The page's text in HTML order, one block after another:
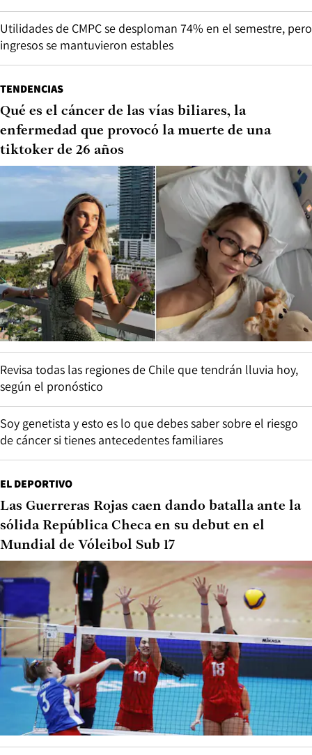
Utilidades de CMPC se desploman 74% en el semestre, pero
ingresos se mantuvieron estables
TENDENCIAS
Qué es el cáncer de las vías biliares, la
enfermedad que provocó la muerte de una
tiktoker de 26 años
Revisa todas las regiones de Chile que tendrán lluvia hoy,
según el pronóstico
Soy genetista y esto es lo que debes saber sobre el riesgo
de cáncer si tienes antecedentes familiares
EL DEPORTIVO
Las Guerreras Rojas caen dando batalla ante la
sólida República Checa en su debut en el
Mundial de Vóleibol Sub 17